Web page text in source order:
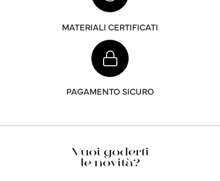
MATERIALI CERTIFICATI
PAGAMENTO SICURO
Vuoi goderti
le novità?